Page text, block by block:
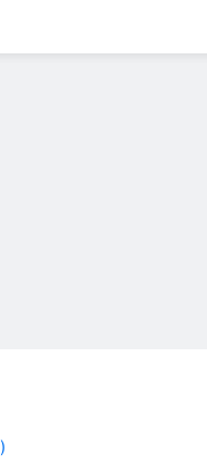
)